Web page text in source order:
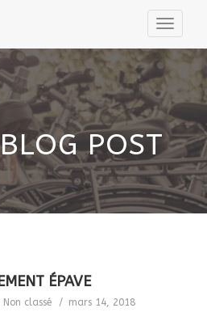
POST
ÉPAVE
Non classé
mars 14, 2018